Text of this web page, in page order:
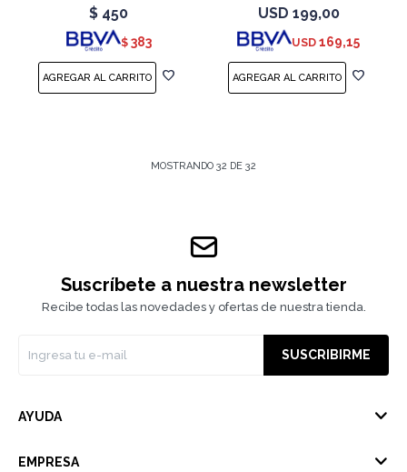
Red
$ 450
$ 383
SATA 3
USD 199,00
USD 169,15
MOSTRANDO 32 DE 32
Suscríbete a nuestra newsletter
Recibe todas las novedades y ofertas de nuestra tienda.
SUSCRIBIRME
AYUDA
EMPRESA